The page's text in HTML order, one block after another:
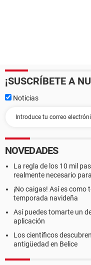
¡SUSCRÍBETE A
Noticias
NOVEDADES
La regla de los 10 mil
realmente necesario
¡No caigas! Así es
temporada navideña
Así puedes tomarte un
aplicación
Los científicos
antigüedad en Belice